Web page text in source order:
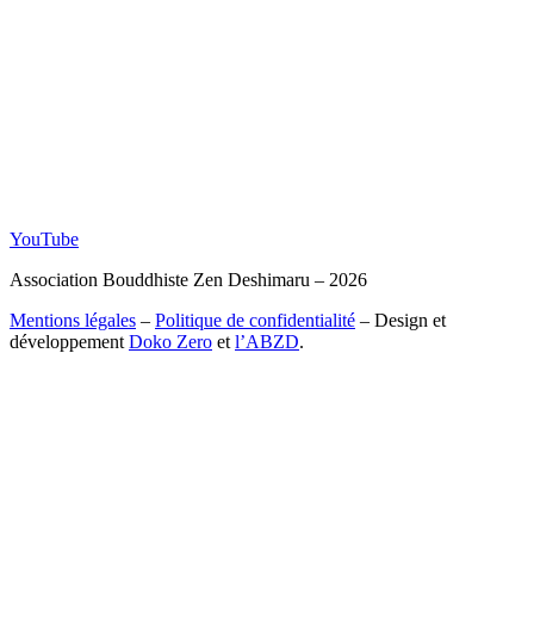
YouTube
Association Bouddhiste Zen Deshimaru – 2026
Mentions légales – Politique de confidentialité – Design et
développement Doko Zero et l’ABZD.